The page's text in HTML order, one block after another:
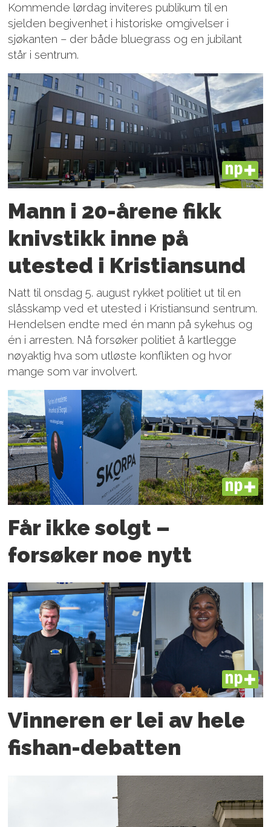
Kommende lørdag inviteres publikum til en
sjelden begivenhet i historiske omgivelser i
sjøkanten – der både bluegrass og en jubilant
står i sentrum.
PLUS
Mann i 20-årene fikk
knivstikk inne på
utested i Kristiansund
Natt til onsdag 5. august rykket politiet ut til en
slåsskamp ved et utested i Kristiansund sentrum.
Hendelsen endte med én mann på sykehus og
én i arresten. Nå forsøker politiet å kartlegge
nøyaktig hva som utløste konflikten og hvor
mange som var involvert.
PLUS
Får ikke solgt –
forsøker noe nytt
PLUS
Vinneren er lei av hele
fishan-debatten